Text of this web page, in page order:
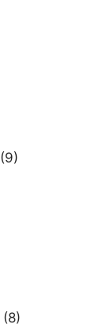
(9)
(8)